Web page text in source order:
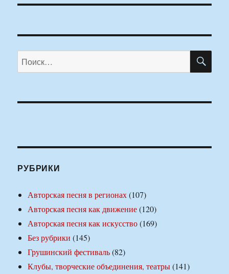
Искать:
РУБРИКИ
Авторская песня в регионах(107)
Авторская песня как движение(120)
Авторская песня как искусство(169)
Без рубрики (145)
Грушинский фестиваль(82)
Клубы, творческие объединения, театры(141)